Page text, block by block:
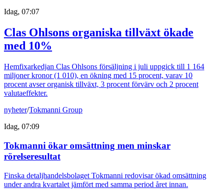
Idag, 07:07
Clas Ohlsons organiska tillväxt ökade
med 10%
Hemfixarkedjan Clas Ohlsons försäljning i juli uppgick till 1 164
miljoner kronor (1 010), en ökning med 15 procent, varav 10
procent avser organisk tillväxt, 3 procent förvärv och 2 procent
valutaeffekter.
nyheter/Tokmanni Group
Idag, 07:09
Tokmanni ökar omsättning men minskar
rörelseresultat
Finska detaljhandelsbolaget Tokmanni redovisar ökad omsättning
under andra kvartalet jämfört med samma period året innan.